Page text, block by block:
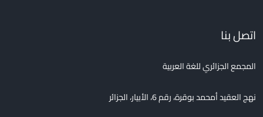
اتصل بنا
المجمع الجزائري للغة العربية
نهج العقيد أمحمد بوقرة، رقم 6، الأبيار، الجزائر